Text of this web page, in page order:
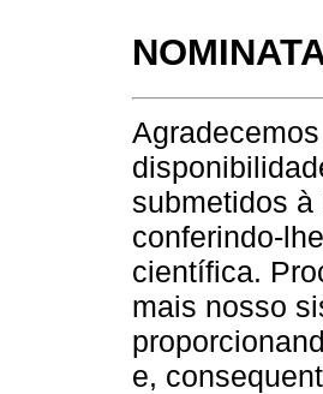
submetidos à
conferindo-
científica.
mais nosso
e,